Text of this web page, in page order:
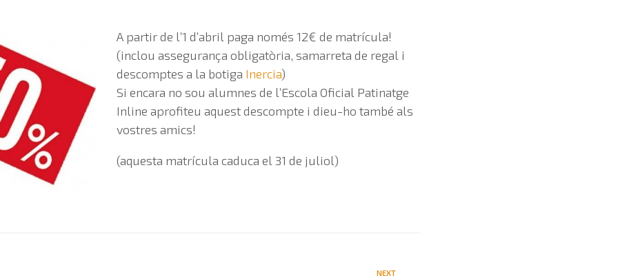
A partir de l’1 d’abril paga només 12€ de matrícula!
(inclou assegurança obligatòria, samarreta de regal i
descomptes a la botiga Inercia)
Si encara no sou alumnes de l’Escola Oficial Patinatge
Inline aprofiteu aquest descompte i dieu-ho també als
vostres amics!
(aquesta matrícula caduca el 31 de juliol)
NEXT